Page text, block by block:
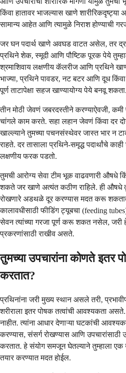
किंवा हातावर भाजल्यास खाणे
सामान्य आहेत आणि त्यामुळे निराश होण्याची
जर घन पदार्थ खाणे अवघड वाटत असेल, तर
प्रथिने शेक, स्मूदी आणि पौष्टिक पूरक पेये
श्रमाशिवाय लक्षणीय कॅलरीज आणि प्रथिने
भाज्या, प्रथिने पावडर, नट बटर आणि दूध
पूर्ण ताटापेक्षा सहज खाण्यायोग्य पेये बनवू शकता.
तीन मोठी जेवणं जबरदस्तीने करण्याऐवजी, कमी
चांगले काम करते. सहा लहान जेवणं किंवा दर
खाल्ल्याने तुमच्या पचनसंस्थेवर जास्त भार न
राहते. दर तासाला प्रथिने-समृद्ध पदार्थांचे
लक्षणीय फरक पडतो.
तुमची आरोग्य सेवा टीम भूक वाढवणारी औषधे
शकते जर खाणे अत्यंत कठीण राहिले. ही औषधे
रोखणारे अडथळे दूर करण्यास मदत करू
कालावधीसाठी फीडिंग ट्यूबचा (feeding
सेवन त्यांच्या गरजा पूर्ण करू शकत नसेल, जरी
प्रकरणांसाठी राखीव असते.
तुमच्या उपचारांना कोणते इतर
करतात?
प्रथिनांना जरी मुख्य स्थान असले तरी,
शरीराला इतर पोषक तत्वांची आवश्यकता
नाहीत. त्यांना आधार देणाऱ्या घटकांची
करण्यास, संसर्ग रोखण्यास आणि उपचारांसाठी
करतात. हे संयोग समजून घेतल्याने तुम्हाला एक
तयार करण्यात मदत होईल.